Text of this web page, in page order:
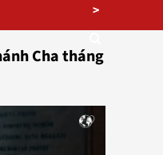
>
Cha tháng